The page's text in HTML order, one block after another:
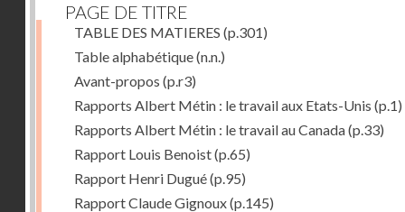
PAGE DE TITRE
TABLE DES MATIERES (p.301)
Table alphabétique(n.n.)
Avant-propos (p.r3)
Rapports Albert Métin : le travail aux Etats-Unis (p.1)
Rapports Albert Métin : le travail au Canada(p.33)
Rapport Louis Benoist(p.65)
Rapport Henri Dugué(p.95)
Rapport Claude Gignoux(p.145)